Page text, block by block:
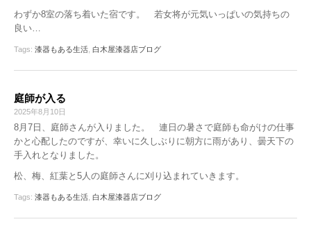
わずか8室の落ち着いた宿です。 若女将が元気いっぱいの気持ちの
良い…
Tags: 漆器もある生活 白木屋漆器店ブログ
庭師が入る
2025年8月10日
8月7日、庭師さんが入りました。 連日の暑さで庭師も命がけの仕事
かと心配したのですが、幸いに久しぶりに朝方に雨があり、曇天下の
手入れとなりました。
松、梅、紅葉と5人の庭師さんに刈り込まれていきます。
Tags: 漆器もある生活 白木屋漆器店ブログ